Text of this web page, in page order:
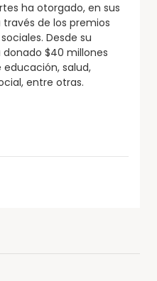
ha otorgado, en sus
través de los premios
Desde su
$40 millones
salud,
entre otras.